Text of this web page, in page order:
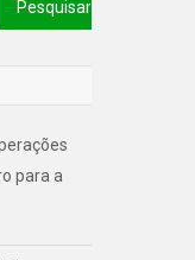
para a